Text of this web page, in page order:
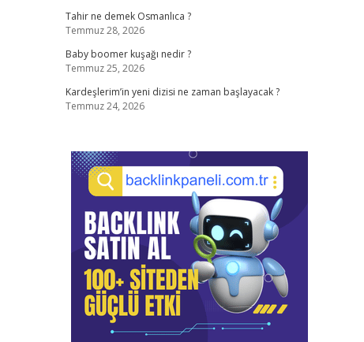
Tahir ne demek Osmanlıca ?
Temmuz 28, 2026
Baby boomer kuşağı nedir ?
Temmuz 25, 2026
Kardeşlerim’in yeni dizisi ne zaman başlayacak ?
Temmuz 24, 2026